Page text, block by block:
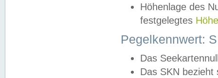
Höhenlage des
festgelegtes
Pegelkennwert:
Das
Das SKN